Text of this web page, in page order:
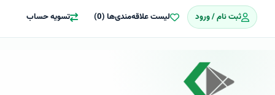
ثبت نام / ورود لیست علاقه‌مندی‌ها (0) تسویه حساب